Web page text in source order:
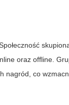
oraz offline.
nagród, co